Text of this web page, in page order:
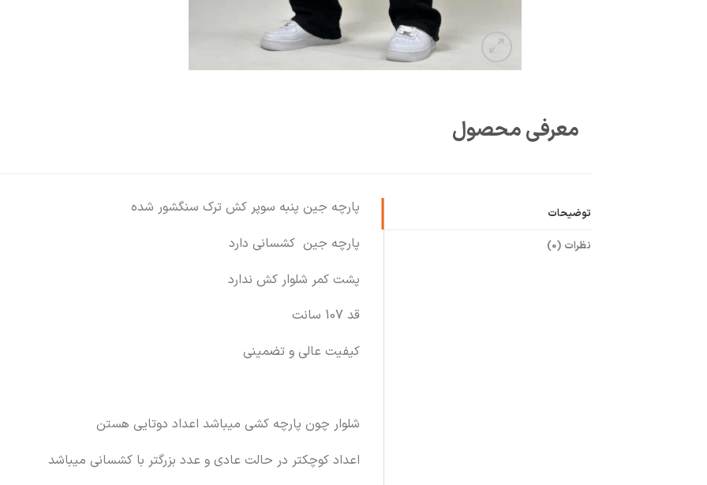
معرفی محصول
توضیحات
نظرات (0)
پارچه جین پنبه سوپر کش ترک سنگشور شده
پارچه جین کشسانی دارد
پشت کمر شلوار کش ندارد
قد 107 سانت
کیفیت عالی و تضمینی
شلوار چون پارچه کشی میباشد اعداد دوتایی هستن
اعداد کوچکتر در حالت عادی و عدد بزرگتر با کشسانی میباشد